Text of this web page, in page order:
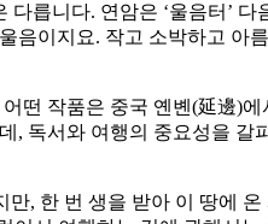
릅니다. 연암은 ‘울음터’
이지요. 작고 소박하고 아
작품은 중국 옌볜(延邊)
독서와 여행의 중요성을 갈
, 한 번 생을 받아 이 땅에